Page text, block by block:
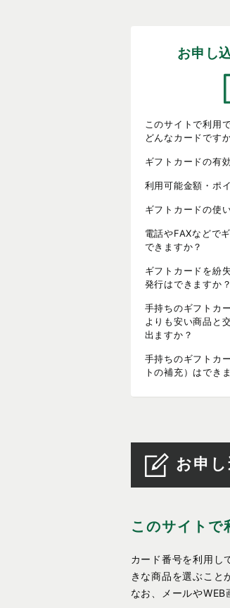
お申し
このサイトで利用
どんなカードです
ギフトカードの有
利用可能金額・ポ
ギフトカードの使
電話やFAXなどで
できますか？
ギフトカードを紛
発行はできますか？
手持ちのギフトカ
よりも安い商品と
出ますか？
手持ちのギフトカ
トの補充）はでき
お申
このサイトで
カード番号を利用し
きな商品を選ぶこと
なお、メールや